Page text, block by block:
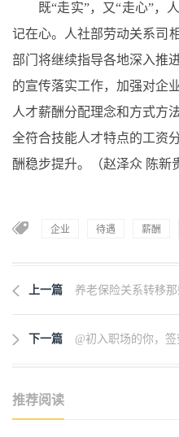
既“走实”，又“走心”，
记在心。
人社部劳动关系司
部门将继续指导各地深入推
的宣传落实工作，加强对企
人才薪酬分配理念和方式方
全符合技能人才特点的工资
酬稳步提升。
（赵泽众 陈新
企业 待遇 薪酬
上一篇 养老保险关系转移
下一篇 @初入职场的你，签
推荐阅读